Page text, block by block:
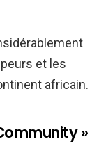
et les
africain.
»